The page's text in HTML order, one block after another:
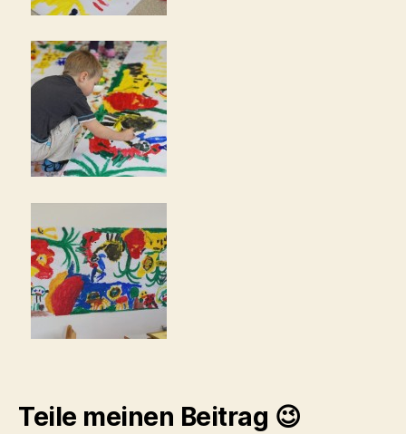
Teile meinen Beitrag 😉